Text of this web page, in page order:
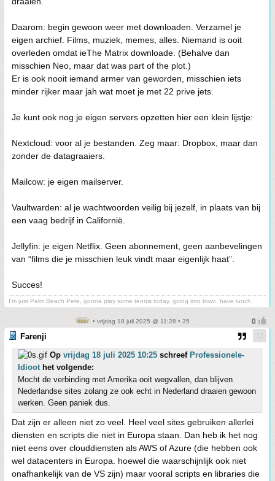
Daarom: begin gewoon weer met downloaden. Verzamel je
eigen archief. Films, muziek, memes, alles. Niemand is ooit
overleden omdat ieThe Matrix downloade. (Behalve dan
misschien Neo, maar dat was part of the plot.)
Er is ook nooit iemand armer van geworden, misschien iets
minder rijker maar jah wat moet je met 22 prive jets.
Je kunt ook nog je eigen servers opzetten hier een klein lijstje:
Nextcloud: voor al je bestanden. Zeg maar: Dropbox, maar dan
zonder de datagraaiers.
Mailcow: je eigen mailserver.
Vaultwarden: al je wachtwoorden veilig bij jezelf, in plaats van bij
een vaag bedrijf in Californië.
Jellyfin: je eigen Netflix. Geen abonnement, geen aanbevelingen
van “films die je misschien leuk vindt maar eigenlijk haat”.
Succes!
I'm just Palm Beach Pete, gonna play some tennis today, going into town, have lunch.
• vrijdag 18 juli 2025 @ 11:28 • 35
Farenji
Op vrijdag 18 juli 2025 10:25 schreef Professionele-
Idioothet volgende:
Mocht de verbinding met Amerika ooit wegvallen, dan blijven
Nederlandse sites zolang ze ook echt in Nederland draaien gewoon
werken. Geen paniek dus.
Dat zijn er alleen niet zo veel. Heel veel sites gebruiken allerlei
diensten en scripts die niet in Europa staan. Dan heb ik het nog
niet eens over clouddiensten als AWS of Azure (die hebben ook
wel datacenters in Europa. hoewel die waarschijnlijk ook niet
onafhankelijk van de VS zijn) maar vooral scripts en libraries die